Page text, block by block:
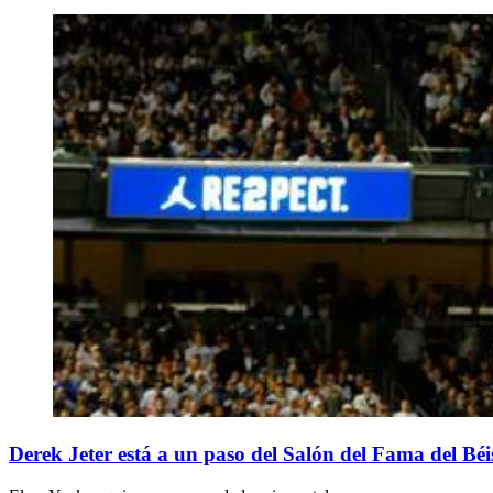
Derek Jeter está a un paso del Salón del Fama del